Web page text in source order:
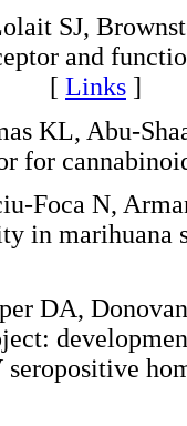
SJ,
and
4. [ Links ]
KL, Abu-
for
Foca N,
in marihuana
DA,